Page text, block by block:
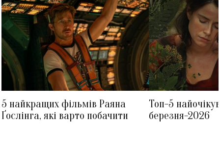
5 найкращих фільмів Раяна
Ґослінга, які варто побачити
Топ-5
березня-2026